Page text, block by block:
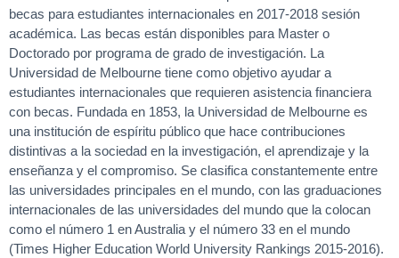
becas para estudiantes internacionales en 2017-2018 sesión
académica. Las becas están disponibles para Master o
Doctorado por programa de grado de investigación. La
Universidad de Melbourne tiene como objetivo ayudar a
estudiantes internacionales que requieren asistencia financiera
con becas. Fundada en 1853, la Universidad de Melbourne es
una institución de espíritu público que hace contribuciones
distintivas a la sociedad en la investigación, el aprendizaje y la
enseñanza y el compromiso. Se clasifica constantemente entre
las universidades principales en el mundo, con las graduaciones
internacionales de las universidades del mundo que la colocan
como el número 1 en Australia y el número 33 en el mundo
(Times Higher Education World University Rankings 2015-2016).